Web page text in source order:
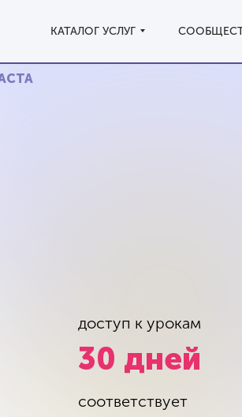
КАТАЛОГ УСЛУГ
КАТАЛОГ УСЛУГ
соответствует
30 дней
доступ к урокам